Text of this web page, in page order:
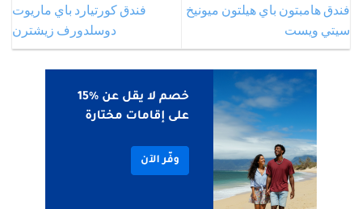
فندق هامبتون باي هيلتون ميونيخ
سيتي ويست
فندق كورتيارد باي ماريوت
دوسلدورف زيشترن